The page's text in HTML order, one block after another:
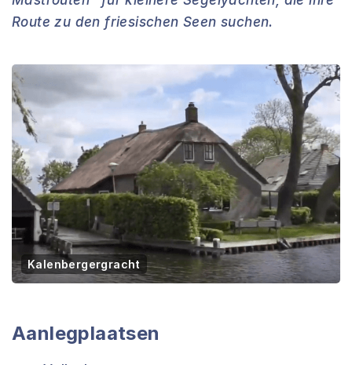
Route zu den friesischen Seen suchen.
Kalenbergergracht
Aanlegplaatsen